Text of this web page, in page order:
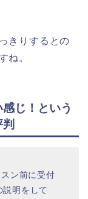
きりするとの
ね。
じ！という
ン前に受付
明をして